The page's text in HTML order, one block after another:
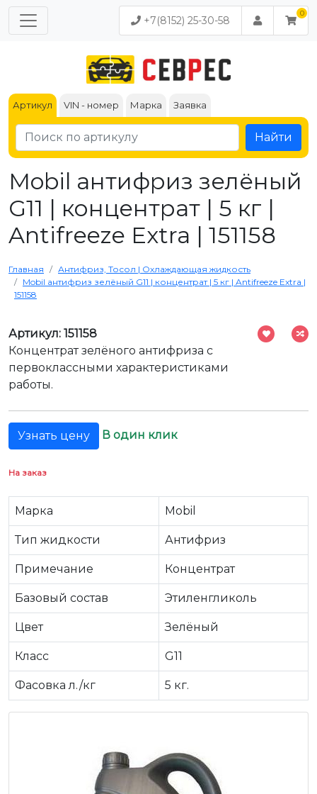
+7(8152) 25-30-58
Артикул VIN - номер Марка Заявка
Найти
Mobil антифриз зелёный
G11 | концентрат | 5 кг |
Antifreeze Extra | 151158
Главная
Антифриз, Тосол | Охлаждающая жидкость
Mobil антифриз зелёный G11 | концентрат | 5 кг | Antifreeze Extra |
151158
Артикул: 151158
Концентрат зелёного антифриза с
первоклассными характеристиками
работы.
Узнать цену В один клик
На заказ
Марка Mobil
Тип жидкости Антифриз
Примечание Концентрат
Базовый состав Этиленгликоль
Цвет Зелёный
Класс G11
Фасовка л./кг 5 кг.